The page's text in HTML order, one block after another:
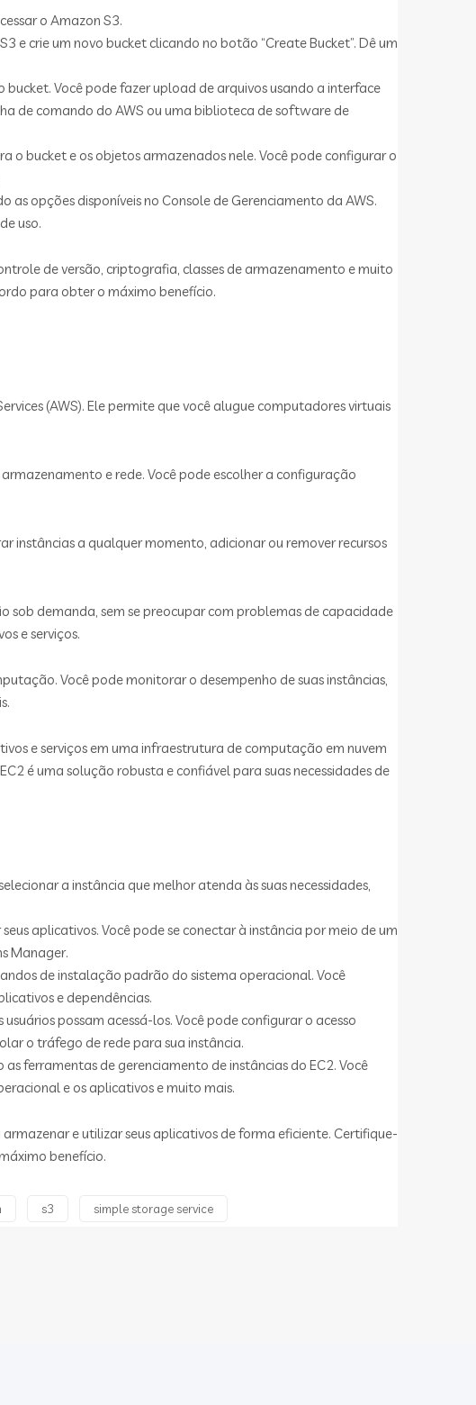
o Amazon S3.
e crie um novo bucket clicando no botão “Create Bucket”. Dê um
Você pode fazer upload de arquivos usando a interface
de comando do AWS ou uma biblioteca de software de
o bucket e os objetos armazenados nele. Você pode configurar o
as opções disponíveis no Console de Gerenciamento da AWS.
uso.
de versão, criptografia, classes de armazenamento e muito
para obter o máximo benefício.
(AWS). Ele permite que você alugue computadores virtuais
e rede. Você pode escolher a configuração
instâncias a qualquer momento, adicionar ou remover recursos
sob demanda, sem se preocupar com problemas de capacidade
e serviços.
Você pode monitorar o desempenho de suas instâncias,
e serviços em uma infraestrutura de computação em nuvem
é uma solução robusta e confiável para suas necessidades de
a instância que melhor atenda às suas necessidades,
aplicativos. Você pode se conectar à instância por meio de um
Manager.
de instalação padrão do sistema operacional. Você
e dependências.
possam acessá-los. Você pode configurar o acesso
o tráfego de rede para sua instância.
ferramentas de gerenciamento de instâncias do EC2. Você
e os aplicativos e muito mais.
e utilizar seus aplicativos de forma eficiente. Certifique-
benefício.
s3 simple storage service